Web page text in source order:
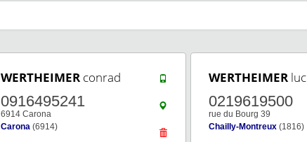
WERTHEIMER conrad
0916495241
6914 Carona
Carona (6914)
WERTHEIMER luc
0219619500
rue du Bourg 39
Chailly-Montreux (1816)